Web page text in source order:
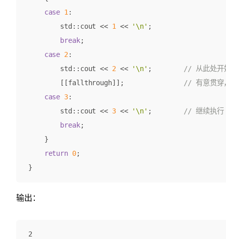
case 1 :
std :: cout << 1 << '\n' ;
break;
case 2 :
std :: cout << 2 << '\n' ;
[[fallthrough]] ;
case 3:
std :: cout << 3 << '\n' ;
// 继续执行
break;
}
return 0;
}
输出：
2